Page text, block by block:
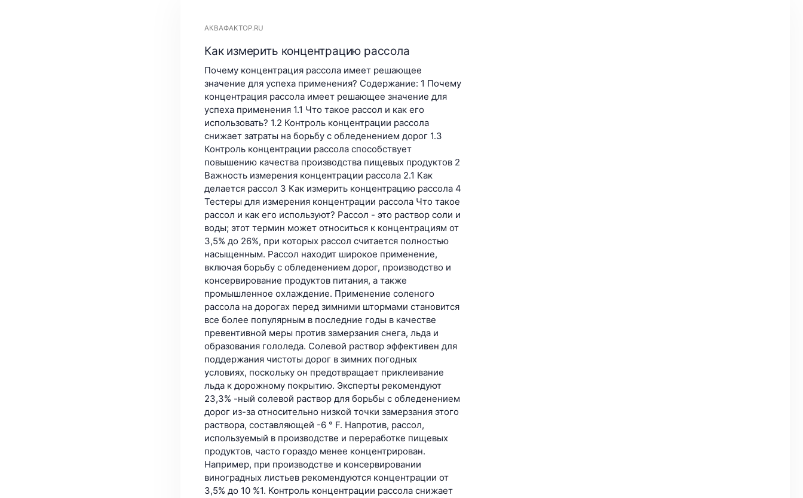
АКВАФАКТОР.RU
Как измерить концентрацию рассола
Почему концентрация рассола имеет решающее
значение для успеха применения? Содержание: 1 Почему
концентрация рассола имеет решающее значение для
успеха применения 1.1 Что такое рассол и как его
использовать? 1.2 Контроль концентрации рассола
снижает затраты на борьбу с обледенением дорог 1.3
Контроль концентрации рассола способствует
повышению качества производства пищевых продуктов 2
Важность измерения концентрации рассола 2.1 Как
делается рассол 3 Как измерить концентрацию рассола 4
Тестеры для измерения концентрации рассола Что такое
рассол и как его используют? Рассол - это раствор соли и
воды; этот термин может относиться к концентрациям от
3,5% до 26%, при которых рассол считается полностью
насыщенным. Рассол находит широкое применение,
включая борьбу с обледенением дорог, производство и
консервирование продуктов питания, а также
промышленное охлаждение. Применение соленого
рассола на дорогах перед зимними штормами становится
все более популярным в последние годы в качестве
превентивной меры против замерзания снега, льда и
образования гололеда. Солевой раствор эффективен для
поддержания чистоты дорог в зимних погодных
условиях, поскольку он предотвращает приклеивание
льда к дорожному покрытию. Эксперты рекомендуют
23,3% -ный солевой раствор для борьбы с обледенением
дорог из-за относительно низкой точки замерзания этого
раствора, составляющей -6 ° F. Напротив, рассол,
используемый в производстве и переработке пищевых
продуктов, часто гораздо менее концентрирован.
Например, при производстве и консервировании
виноградных листьев рекомендуются концентрации от
3,5% до 10 %1. Контроль концентрации рассола снижает